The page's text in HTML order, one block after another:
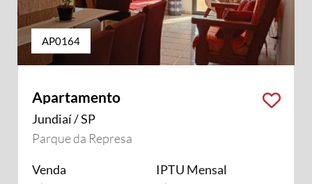
AP0164
Apartamento
Jundiaí / SP
Parque da Represa
Venda IPTU Mensal